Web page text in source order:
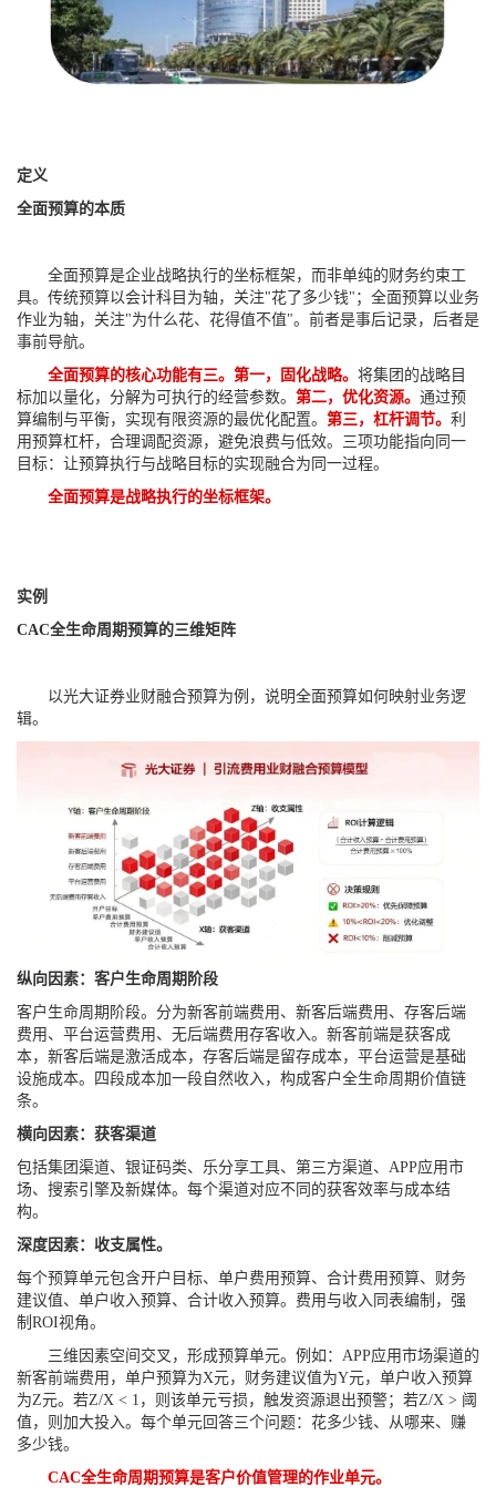
定义
全面预算的本质
全面预算是企业战略执行的坐标框架，而非单纯的财务约束工
具。传统预算以会计科目为轴，关注"花了多少钱"；全面预算以业务
作业为轴，关注"为什么花、花得值不值"。前者是事后记录，后者是
事前导航。
全面预算的核心功能有三。第一，固化战略。 将集团的战略目
标加以量化，分解为可执行的经营参数。 第二，优化资源。 通过预
算编制与平衡，实现有限资源的最优化配置。 第三，杠杆调节。 利
用预算杠杆，合理调配资源，避免浪费与低效。三项功能指向同一
目标：让预算执行与战略目标的实现融合为同一过程。
全面预算是战略执行的坐标框架。
实例
CAC全生命周期预算的三维矩阵
以光大证券业财融合预算为例，说明全面预算如何映射业务逻
辑。
纵向因素：客户生命周期阶段
客户生命周期阶段。分为新客前端费用、新客后端费用、存客后端
费用、平台运营费用、无后端费用存客收入。新客前端是获客成
本，新客后端是激活成本，存客后端是留存成本，平台运营是基础
设施成本。四段成本加一段自然收入，构成客户全生命周期价值链
条。
横向因素：获客渠道
包括集团渠道、银证码类、乐分享工具、第三方渠道、APP应用市
场、搜索引擎及新媒体。每个渠道对应不同的获客效率与成本结
构。
深度因素：收支属性。
每个预算单元包含开户目标、单户费用预算、合计费用预算、财务
建议值、单户收入预算、合计收入预算。费用与收入同表编制，强
制ROI视角。
三维因素空间交叉，形成预算单元。例如：APP应用市场渠道的
新客前端费用，单户预算为X元，财务建议值为Y元，单户收入预算
为Z元。若Z/X < 1，则该单元亏损，触发资源退出预警；若Z/X > 阈
值，则加大投入。每个单元回答三个问题：花多少钱、从哪来、赚
多少钱。
CAC全生命周期预算是客户价值管理的作业单元。